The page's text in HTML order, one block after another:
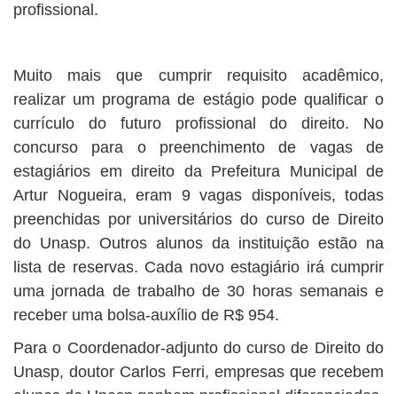
profissional.
Muito mais que cumprir requisito acadêmico,
realizar um programa de estágio pode qualificar o
currículo do futuro profissional do direito. No
concurso para o preenchimento de vagas de
estagiários em direito da Prefeitura Municipal de
Artur Nogueira, eram 9 vagas disponíveis, todas
preenchidas por universitários do curso de Direito
do Unasp. Outros alunos da instituição estão na
lista de reservas. Cada novo estagiário irá cumprir
uma jornada de trabalho de 30 horas semanais e
receber uma bolsa-auxílio de R$ 954.
Para o Coordenador-adjunto do curso de Direito do
Unasp, doutor Carlos Ferri, empresas que recebem